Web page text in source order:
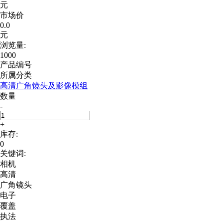
元
市场价
0.0
元
浏览量:
1000
产品编号
所属分类
高清广角镜头及影像模组
数量
-
+
库存:
0
关键词:
相机
高清
广角镜头
电子
覆盖
执法